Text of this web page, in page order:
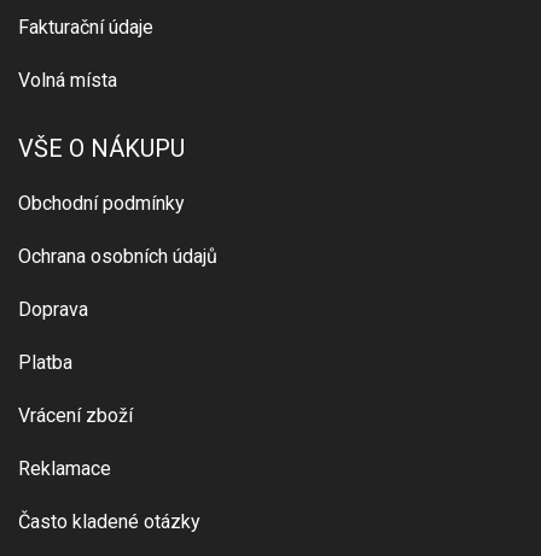
Fakturační údaje
Volná místa
VŠE O NÁKUPU
Obchodní podmínky
Ochrana osobních údajů
Doprava
Platba
Vrácení zboží
Reklamace
Často kladené otázky